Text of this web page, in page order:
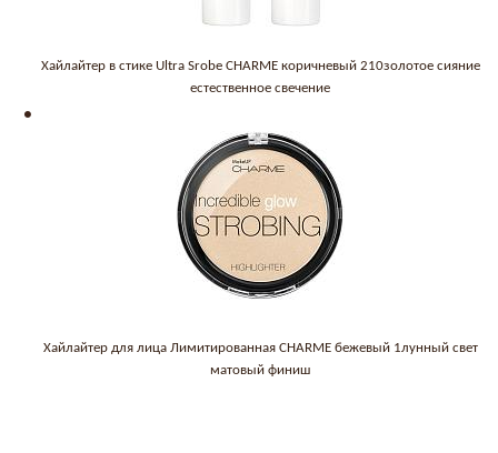
Хайлайтер в стике Ultra Srobe CHARME коричневый 210золотое сияние
естественное свечение
Хайлайтер для лица Лимитированная CHARME бежевый 1лунный свет
матовый финиш